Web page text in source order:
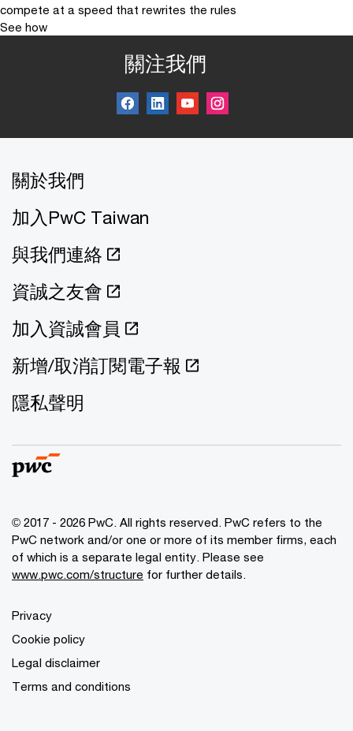
compete at a speed that rewrites the rules
See how
關注我們
關於我們
加入PwC Taiwan
與我們連絡
資誠之友會
加入資誠會員
新增/取消訂閱電子報
隱私聲明
© 2017 - 2026 PwC. All rights reserved. PwC refers to the
PwC network and/or one or more of its member firms, each
of which is a separate legal entity. Please see
www.pwc.com/structure for further details.
Privacy
Cookie policy
Legal disclaimer
Terms and conditions